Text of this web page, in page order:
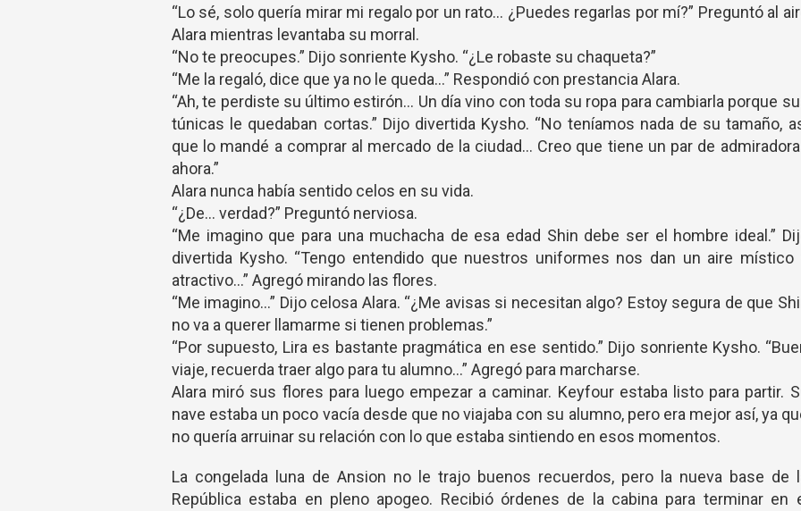
“Lo sé, solo quería mirar mi regalo por un rato… ¿Puedes regarlas por mí?” Preguntó al
Alara mientras levantaba su morral.
“No te preocupes.” Dijo sonriente Kysho. “¿Le robaste su chaqueta?”
“Me la regaló, dice que ya no le queda…” Respondió con prestancia Alara.
“Ah, te perdiste su último estirón… Un día vino con toda su ropa para cambiarla porque
túnicas le quedaban cortas.” Dijo divertida Kysho. “No teníamos nada de su tamaño,
que lo mandé a comprar al mercado de la ciudad… Creo que tiene un par de
ahora.”
Alara nunca había sentido celos en su vida.
“¿De… verdad?” Preguntó nerviosa.
“Me imagino que para una muchacha de esa edad Shin debe ser el hombre ideal.”
divertida Kysho. “Tengo entendido que nuestros uniformes nos dan un aire místico
atractivo…” Agregó mirando las flores.
“Me imagino…” Dijo celosa Alara. “¿Me avisas si necesitan algo? Estoy segura de que
no va a querer llamarme si tienen problemas.”
“Por supuesto, Lira es bastante pragmática en ese sentido.” Dijo sonriente Kysho.
viaje, recuerda traer algo para tu alumno…” Agregó para marcharse.
Alara miró sus flores para luego empezar a caminar. Keyfour estaba listo para partir.
nave estaba un poco vacía desde que no viajaba con su alumno, pero era mejor así, ya
no quería arruinar su relación con lo que estaba sintiendo en esos momentos.
La congelada luna de Ansion no le trajo buenos recuerdos, pero la nueva base de
República estaba en pleno apogeo. Recibió órdenes de la cabina para terminar en